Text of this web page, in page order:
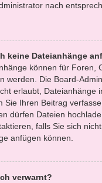
nach
keine Dateianhänge
können für Foren,
werden. Die Board-
erlaubt, Dateianhänge
Sie Ihren Beitrag
dürfen Dateien
falls Sie sich
anfügen können.
verwarnt?